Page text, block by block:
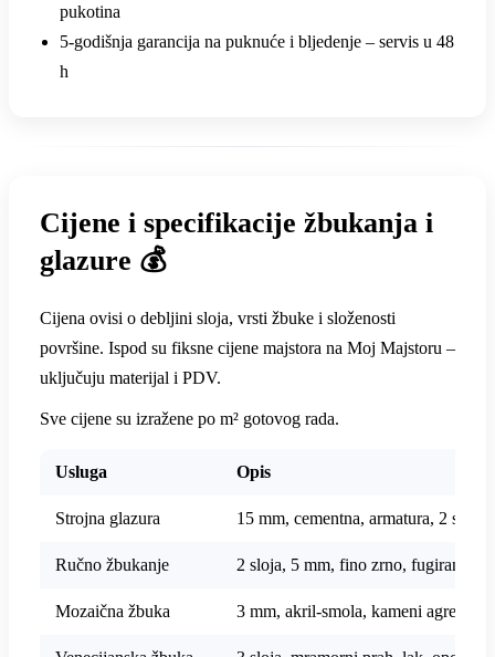
pukotina
5-godišnja garancija na puknuće i bljedenje – servis u 48
h
Cijene i specifikacije žbukanja i
glazure 💰
Cijena ovisi o debljini sloja, vrsti žbuke i složenosti
površine. Ispod su fiksne cijene majstora na Moj Majstoru –
uključuju materijal i PDV.
Sve cijene su izražene po m² gotovog rada.
Usluga Opis
Strojna glazura 15 mm, cementna, armatura, 2 sloja,
Ručno žbukanje 2 sloja, 5 mm, fino zrno, fugiranje
Mozaična žbuka 3 mm, akril-smola, kameni agregat,